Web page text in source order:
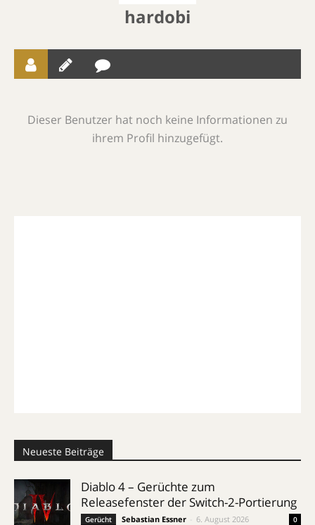
hardobi
Dieser Benutzer hat noch keine Informationen zu
ihrem Profil hinzugefügt.
Neueste Beiträge
Diablo 4 – Gerüchte zum
Releasefenster der Switch-2-Portierung
Gerücht Sebastian Essner 6. August 2026 0